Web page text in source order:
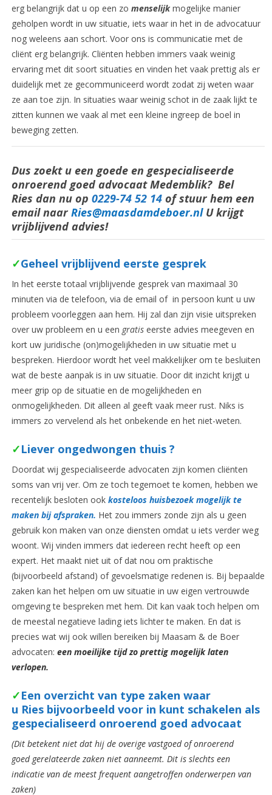
erg belangrijk dat u op een zo menselijk mogelijke manier
geholpen wordt in uw situatie, iets waar in het in de advocatuur
nog weleens aan schort. Voor ons is communicatie met de
cliënt erg belangrijk. Cliënten hebben immers vaak weinig
ervaring met dit soort situaties en vinden het vaak prettig als er
duidelijk met ze gecommuniceerd wordt zodat zij weten waar
ze aan toe zijn. In situaties waar weinig schot in de zaak lijkt te
zitten kunnen we vaak al met een kleine ingreep de boel in
beweging zetten.
Dus zoekt u een goede en gespecialiseerde
onroerend goed advocaat Medemblik? Bel
Ries dan nu op 0229-74 52 14of stuur hem een
email naar Ries@maasdamdeboer.nl U krijgt
vrijblijvend advies!
✓Geheel vrijblijvend eerste gesprek
In het eerste totaal vrijblijvende gesprek van maximaal 30
minuten via de telefoon, via de email of in persoon kunt u uw
probleem voorleggen aan hem. Hij zal dan zijn visie uitspreken
over uw probleem en u een gratiseerste advies meegeven en
kort uw juridische (on)mogelijkheden in uw situatie met u
bespreken. Hierdoor wordt het veel makkelijker om te besluiten
wat de beste aanpak is in uw situatie. Door dit inzicht krijgt u
meer grip op de situatie en de mogelijkheden en
onmogelijkheden. Dit alleen al geeft vaak meer rust. Niks is
immers zo vervelend als het onbekende en het niet-weten.
✓Liever ongedwongen thuis ?
Doordat wij gespecialiseerde advocaten zijn komen cliënten
soms van vrij ver. Om ze toch tegemoet te komen, hebben we
recentelijk besloten ookkosteloos huisbezoek mogelijk te
maken bij afspraken. Het zou immers zonde zijn als u geen
gebruik kon maken van onze diensten omdat u iets verder weg
woont. Wij vinden immers dat iedereen recht heeft op een
expert. Het maakt niet uit of dat nou om praktische
(bijvoorbeeld afstand) of gevoelsmatige redenen is. Bij bepaalde
zaken kan het helpen om uw situatie in uw eigen vertrouwde
omgeving te bespreken met hem. Dit kan vaak toch helpen om
de meestal negatieve lading iets lichter te maken. En dat is
precies wat wij ook willen bereiken bij Maasam & de Boer
advocaten: een moeilijke tijd zo prettig mogelijk laten
verlopen.
✓Een overzicht van type zaken waar
u Ries bijvoorbeeld voor in kunt schakelen als
gespecialiseerd onroerend goed advocaat
(Dit betekent niet dat hij de overige vastgoed of onroerend
goed gerelateerde zaken niet aanneemt. Dit is slechts een
indicatie van de meest frequent aangetroffen onderwerpen van
zaken)